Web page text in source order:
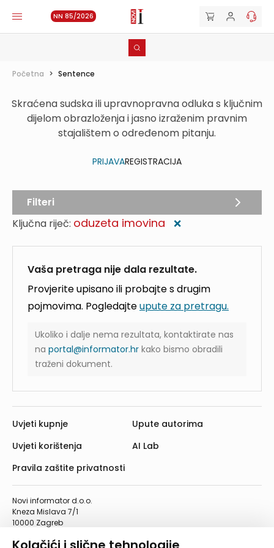
NN 85/2026
Početna > Sentence
Skraćena sudska ili upravnopravna odluka s ključnim
dijelom obrazloženja i jasno izraženim pravnim
stajalištem o određenom pitanju.
PRIJAVAREGISTRACIJA
Ključna riječ: oduzeta imovina ❌
Vaša pretraga nije dala rezultate.
Provjerite upisano ili probajte s drugim
pojmovima. Pogledajteupute za pretragu.
Ukoliko i dalje nema rezultata, kontaktirate nas
na portal@informator.hr kako bismo obradili
traženi dokument.
Filteri
Novi informator d.o.o.
Kneza Mislava 7/1
10000 Zagreb
Telefaks: 01/4612-553
Uvjeti kupnje
Uvjeti korištenja
Pravila zaštite privatnosti
Upute autorima
AI Lab